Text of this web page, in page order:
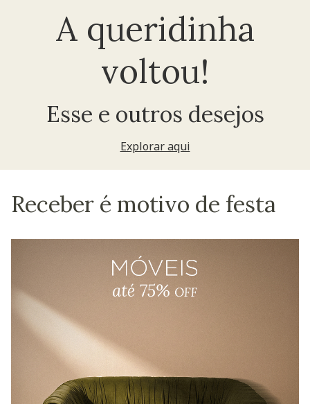
A queridinha
voltou!
Esse e outros desejos
Explorar aqui
Receber é motivo de festa